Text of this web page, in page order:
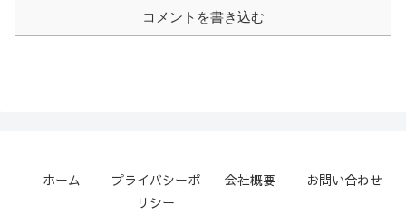
コメントを書き込む
ホーム
プライバシーポ
リシー
会社概要 お問い合わせ